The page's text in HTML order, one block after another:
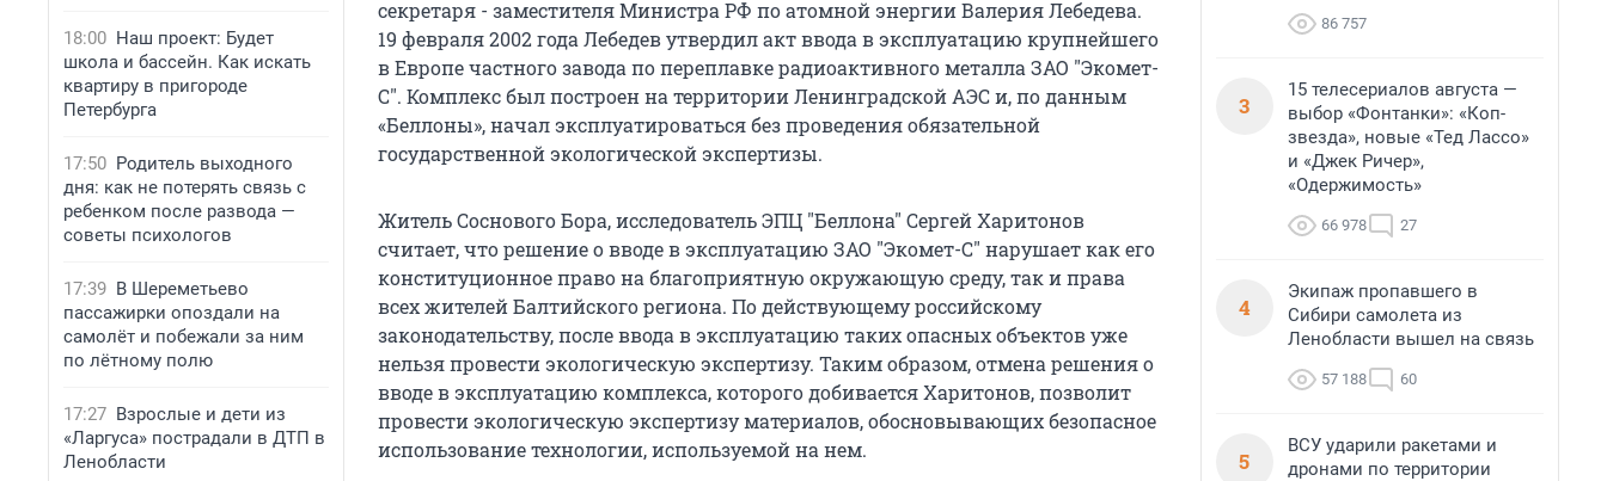
18:00 Наш проект: Будет
школа и бассейн. Как искать
квартиру в пригороде
Петербурга
17:50 Родитель выходного
дня: как не потерять связь с
ребенком после развода —
советы психологов
17:39 В Шереметьево
пассажирки опоздали на
самолёт и побежали за ним
по лётному полю
17:27 Взрослые и дети из
«Ларгуса» пострадали в ДТП в
Ленобласти
секретаря - заместителя Министра РФ по атомной энергии Валерия Лебедева.
19 февраля 2002 года Лебедев утвердил акт ввода в эксплуатацию крупнейшего
в Европе частного завода по переплавке радиоактивного металла ЗАО "Экомет-
С". Комплекс был построен на территории Ленинградской АЭС и, по данным
«Беллоны», начал эксплуатироваться без проведения обязательной
государственной экологической экспертизы.
Житель Соснового Бора, исследователь ЭПЦ "Беллона" Сергей Харитонов
считает, что решение о вводе в эксплуатацию ЗАО "Экомет-С" нарушает как его
конституционное право на благоприятную окружающую среду, так и права
всех жителей Балтийского региона. По действующему российскому
законодательству, после ввода в эксплуатацию таких опасных объектов уже
нельзя провести экологическую экспертизу. Таким образом, отмена решения о
вводе в эксплуатацию комплекса, которого добивается Харитонов, позволит
провести экологическую экспертизу материалов, обосновывающих безопасное
использование технологии, используемой на нем.
86 757
3
15 телесериалов августа —
выбор «Фонтанки»: «Коп-
звезда», новые «Тед Лассо»
и «Джек Ричер»,
«Одержимость»
66 978 27
4
Экипаж пропавшего в
Сибири самолета из
Ленобласти вышел на связь
57 188 60
5
ВСУ ударили ракетами и
дронами по территории